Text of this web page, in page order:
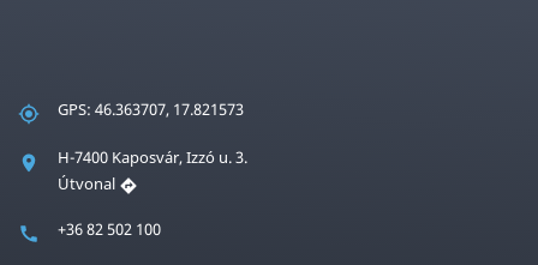
GPS: 46.363707, 17.821573
H-7400 Kaposvár, Izzó u. 3.
Útvonal
+36 82 502 100